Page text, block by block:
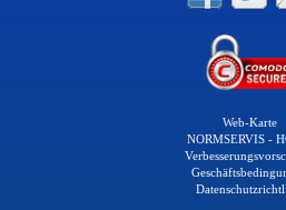
Web-Karte
NORMSERVIS -